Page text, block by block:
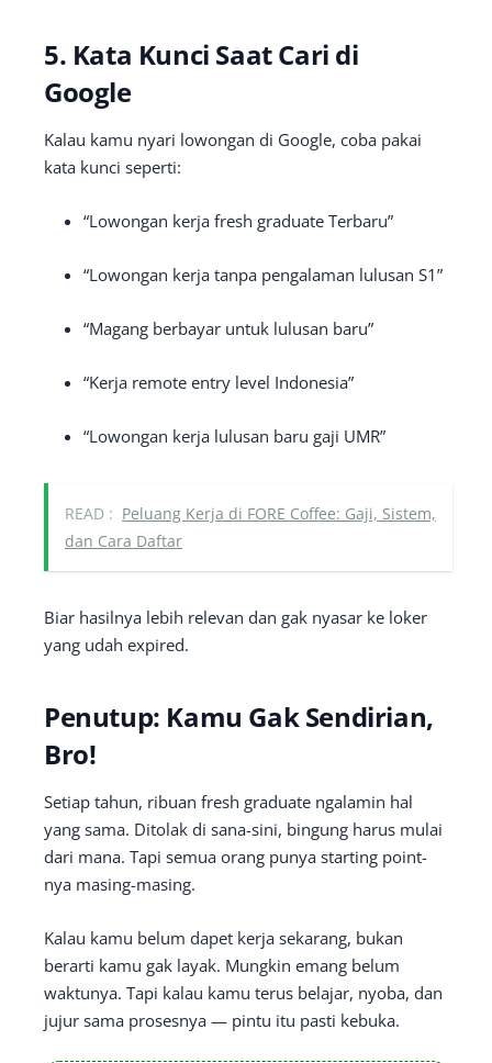
5. Kata Kunci Saat Cari di
Google
Kalau kamu nyari lowongan di Google, coba pakai
kata kunci seperti:
“Lowongan kerja fresh graduate Terbaru”
“Lowongan kerja tanpa pengalaman lulusan S1”
“Magang berbayar untuk lulusan baru”
“Kerja remote entry level Indonesia”
“Lowongan kerja lulusan baru gaji UMR”
READ : Peluang Kerja di FORE Coffee: Gaji, Sistem,
dan Cara Daftar
Biar hasilnya lebih relevan dan gak nyasar ke loker
yang udah expired.
Penutup: Kamu Gak Sendirian,
Bro!
Setiap tahun, ribuan fresh graduate ngalamin hal
yang sama. Ditolak di sana-sini, bingung harus mulai
dari mana. Tapi semua orang punya starting point-
nya masing-masing.
Kalau kamu belum dapet kerja sekarang, bukan
berarti kamu gak layak. Mungkin emang belum
waktunya. Tapi kalau kamu terus belajar, nyoba, dan
jujur sama prosesnya — pintu itu pasti kebuka.